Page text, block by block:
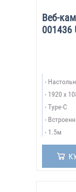
Веб-
001436
1920 x
Type-C
1.5м